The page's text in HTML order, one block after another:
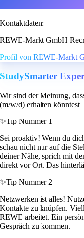
Kontaktdaten:
REWE-Markt GmbH
Profil von REWE-Markt
StudySmarter
Wir sind der Meinung,
(m/w/d) erhalten könntest
✨Tip Nummer 1
Sei proaktiv! Wenn du
schau nicht nur auf die
deiner Nähe, sprich mit
direkt vor Ort. Das
✨Tip Nummer 2
Netzwerken ist alles!
Kontakte zu knüpfen.
REWE arbeitet. Ein
Gespräch zu kommen.